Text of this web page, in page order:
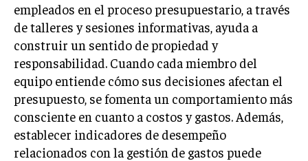
empleados en el proceso presupuestario, a través
de talleres y sesiones informativas, ayuda a
construir un sentido de propiedad y
responsabilidad. Cuando cada miembro del
equipo entiende cómo sus decisiones afectan el
presupuesto, se fomenta un comportamiento más
consciente en cuanto a costos y gastos. Además,
establecer indicadores de desempeño
relacionados con la gestión de gastos puede